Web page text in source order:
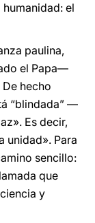
el
paulina,
el Papa—
hecho
“blindada” —
Es decir,
unidad». Para
sencillo:
que
y